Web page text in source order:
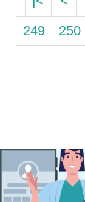
249
250